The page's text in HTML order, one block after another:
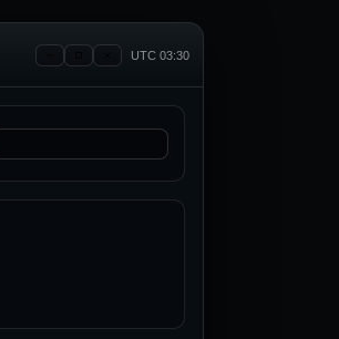
UTC 03:30
: